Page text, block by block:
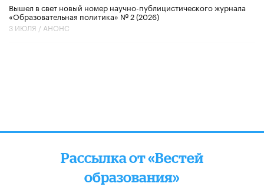
Вышел в свет новый номер научно-публицистического журнала
«Образовательная политика» № 2 (2026)
3 ИЮЛЯ / АНОНС
Рассылка от «Вестей
образования»